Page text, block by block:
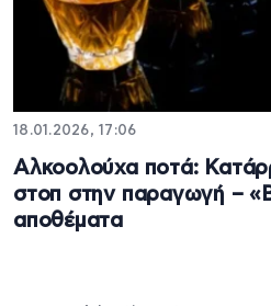
18.01.2026, 17:06
Αλκοολούχα ποτά:
στοπ στην παραγωγή –
αποθέματα